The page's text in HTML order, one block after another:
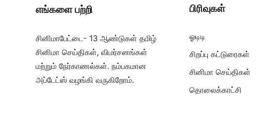
எங்களை பற்றி
சினிமாபேட்டை- 13 ஆண்டுகள் தமிழ்
சினிமா செய்திகள், விமர்சனங்கள்
மற்றும் நேர்காணல்கள். நம்பகமான
அப்டேட்ஸ் வழங்கி வருகிறோம்.
பிரிவுகள்
ஓடிடி
சிறப்பு கட்டுரைகள்
சினிமா செய்திகள்
தொலைக்காட்சி